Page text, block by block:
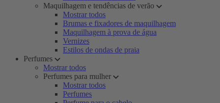
Maquilhagem e tendências de verão
Mostrar todos
Brumas e fixadores de maquilhagem
Maquilhagem à prova de água
Vernizes
Estilos de ondas de praia
Perfumes
Mostrar todos
Perfumes para mulher
Mostrar todos
Perfumes